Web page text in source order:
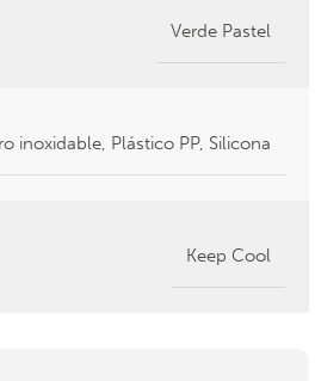
Verde Pastel
inoxidable, Plástico PP, Silicona
Keep Cool